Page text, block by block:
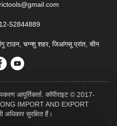
52844889
टाउन, चग्न्शु शहर, जिआंगसू प्रांत, चीन
आपूर्तिकर्ता. कॉपीराइट © 2017-
IMPORT AND EXPORT
सुरक्षित हैं।